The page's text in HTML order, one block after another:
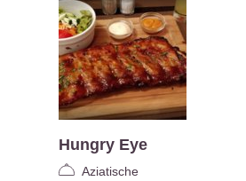
Hungry Eye
Aziatische